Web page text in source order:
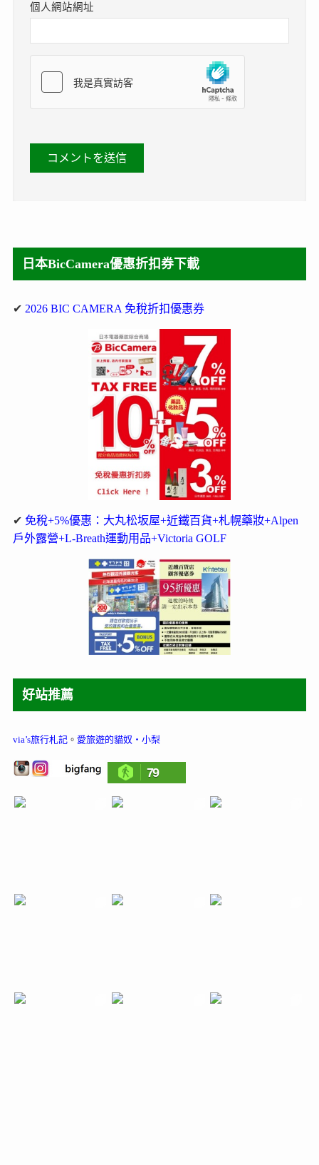
個人網站網址
日本BicCamera優惠折扣券下載
✔ 2026 BIC CAMERA 免稅折扣優惠券
✔ 免稅+5%優惠：大丸松坂屋+近鐵百貨+札幌藥妝+Alpen
戶外露營+L-Breath運動用品+Victoria GOLF
好站推薦
via’s旅行札記。 愛旅遊的貓奴‧小梨
79